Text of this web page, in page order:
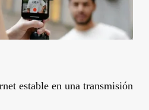
estable en una transmisión